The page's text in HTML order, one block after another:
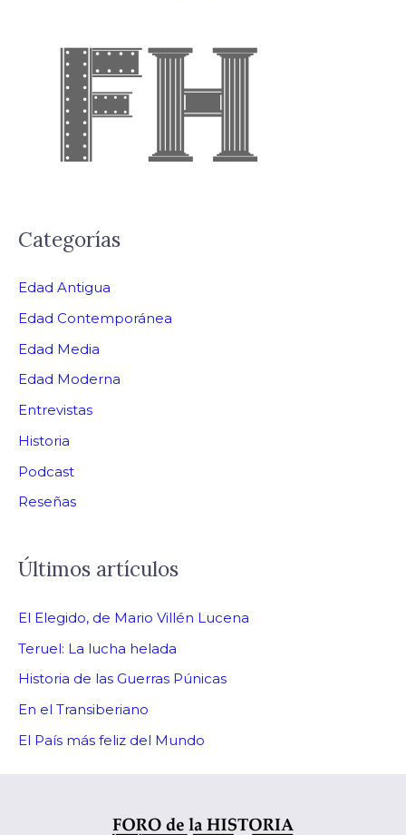
Categorías
Edad Antigua
Edad Contemporánea
Edad Media
Edad Moderna
Entrevistas
Historia
Podcast
Reseñas
Últimos artículos
El Elegido, de Mario Villén Lucena
Teruel: La lucha helada
Historia de las Guerras Púnicas
En el Transiberiano
El País más feliz del Mundo